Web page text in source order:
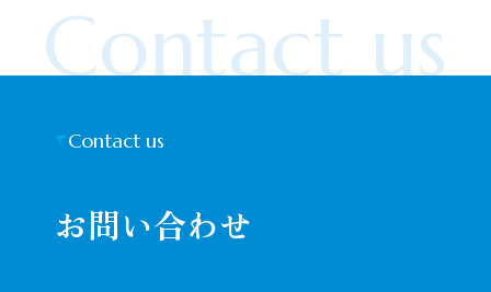
Contact us
お問い合わせ
Contact us